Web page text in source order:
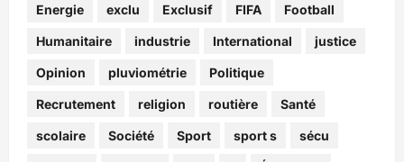
Energie exclu Exclusif FIFA Football
Humanitaire industrie International justice
Opinion pluviométrie Politique
Recrutement religion routière Santé
scolaire Société Sport sport s sécu